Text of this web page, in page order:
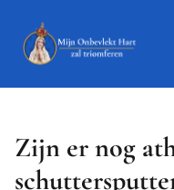
Zijn er nog